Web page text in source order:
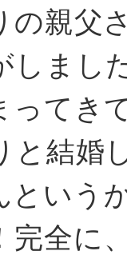
の親父
しまし
ってき
と結婚
という
完全に